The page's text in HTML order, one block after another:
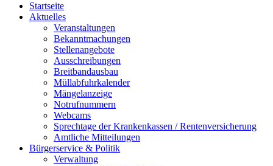
Startseite
Aktuelles
Veranstaltungen
Bekanntmachungen
Stellenangebote
Ausschreibungen
Breitbandausbau
Müllabfuhrkalender
Mängelanzeige
Notrufnummern
Webcams
Sprechtage der Krankenkassen / Rentenversicherung
Amtliche Mitteilungen
Bürgerservice & Politik
Verwaltung